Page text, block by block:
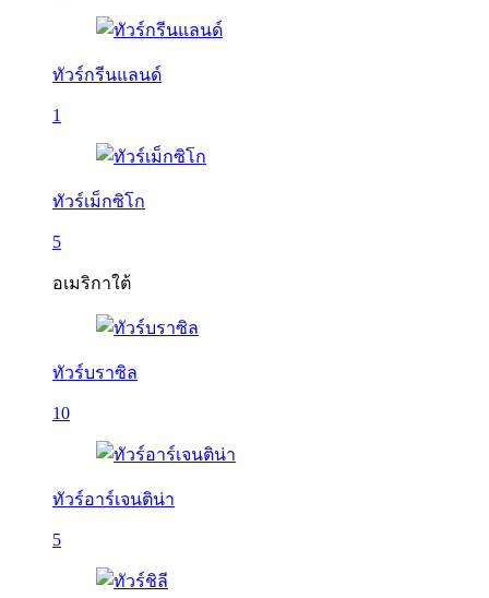
ทัวร์กรีนแลนด์
1
ทัวร์เม็กซิโก
5
อเมริกาใต้
ทัวร์บราซิล
10
ทัวร์อาร์เจนติน่า
5